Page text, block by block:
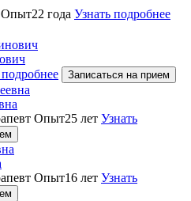
Опыт22 года Узнать подробнее
Записаться на прием
Опыт25 лет Узнать
Опыт16 лет Узнать